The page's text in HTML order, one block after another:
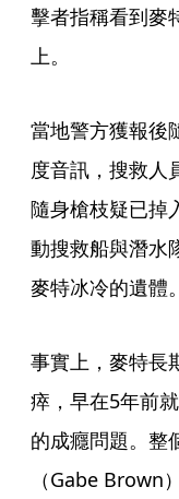
擊者指稱看到麥
上。
當地警方獲報後
度音訊，搜救人
隨身槍枝疑已掉
動搜救船與潛水
麥特冰冷的遺體。
事實上，麥特長
瘁，早在5年前
的成癮問題。整
（Gabe Brown